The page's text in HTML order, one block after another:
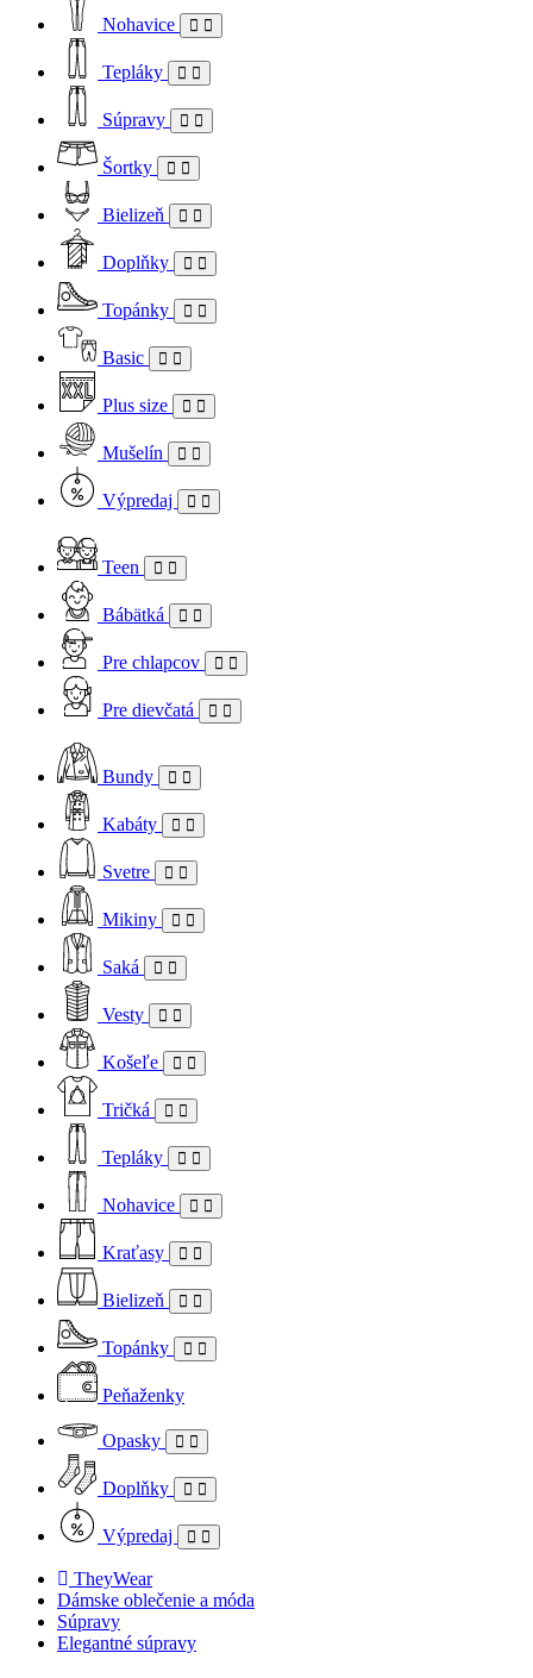
Nohavice
Tepláky
Súpravy
Šortky
Bielizeň
Doplňky
Topánky
Basic
Plus size
Mušelín
Výpredaj
Teen
Bábätká
Pre chlapcov
Pre dievčatá
Bundy
Kabáty
Svetre
Mikiny
Saká
Vesty
Košeľe
Tričká
Tepláky
Nohavice
Kraťasy
Bielizeň
Topánky
Peňaženky
Opasky
Doplňky
Výpredaj
TheyWear
Dámske oblečenie a móda
Súpravy
Elegantné súpravy